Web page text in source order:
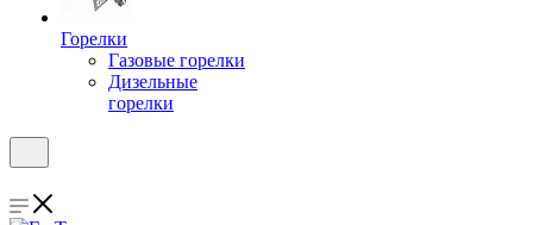
Горелки
Газовые горелки
Дизельные
горелки